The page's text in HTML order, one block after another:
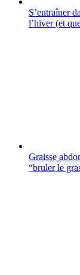
S’entraîner
l’hiver (et
Graisse
“bruler le